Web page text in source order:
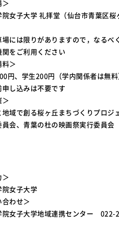
＞
院女子大学 礼拝堂（仙台市青葉区桜
には限りがありますので，なるべ
関をご利用ください
料＞
円、学生200円（学内関係者は無料
し込みは不要です
＞
地域で創る桜ヶ丘まちづくりプロジ
員会、青葉の杜の映画祭実行委員会
＞
院女子大学
合わせ＞
院女子大学地域連携センター 022-